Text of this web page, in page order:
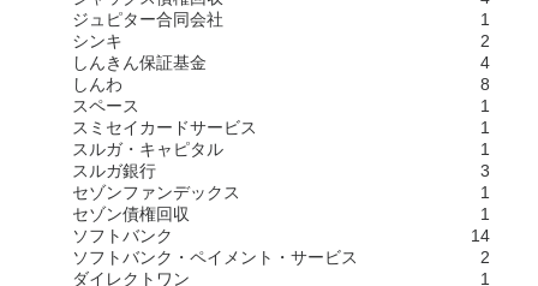
ジュピター合同会社
1
シンキ
2
しんきん保証基金
4
しんわ
8
スペース
1
スミセイカードサービス
1
スルガ・キャピタル
1
スルガ銀行
3
セゾンファンデックス
1
セゾン債権回収
1
ソフトバンク
14
ソフトバンク・ペイメント・サービス
2
ダイレクトワン
1